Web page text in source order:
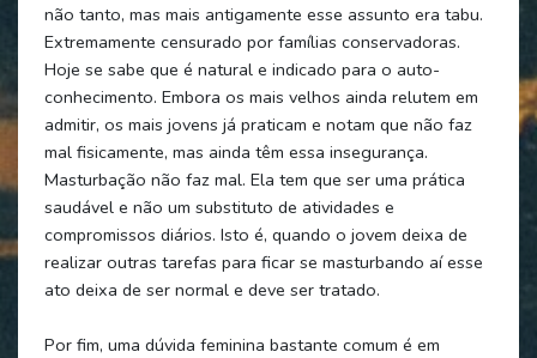
não tanto, mas mais antigamente esse assunto era tabu.
Extremamente censurado por famílias conservadoras.
Hoje se sabe que é natural e indicado para o auto-
conhecimento. Embora os mais velhos ainda relutem em
admitir, os mais jovens já praticam e notam que não faz
mal fisicamente, mas ainda têm essa insegurança.
Masturbação não faz mal. Ela tem que ser uma prática
saudável e não um substituto de atividades e
compromissos diários. Isto é, quando o jovem deixa de
realizar outras tarefas para ficar se masturbando aí esse
ato deixa de ser normal e deve ser tratado.
Por fim, uma dúvida feminina bastante comum é em